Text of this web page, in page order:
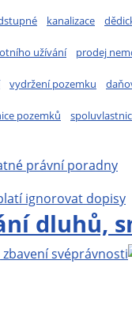
kanalizace
užívání prodej
vydržení pozemku
pozemků
právní poradny